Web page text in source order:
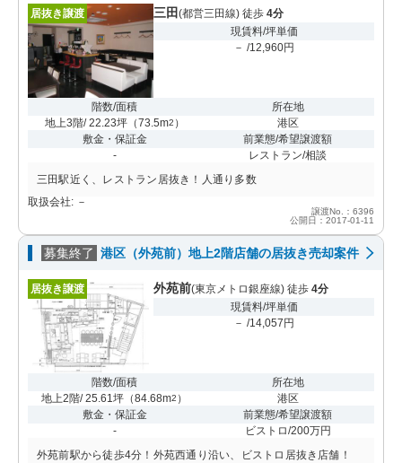
居抜き譲渡 三田 (都営三田線) 徒歩 4分
現賃料/坪単価
－ /12,960円
階数/面積
地上3階/ 22.23坪（73.5m2 ）
所在地
港区
敷金・保証金
-
前業態/希望譲渡額
レストラン/相談
三田駅近く、レストラン居抜き！人通り多数
取扱会社: －
譲渡No.：6396
公開日：2017-01-11
募集終了 港区（外苑前）地上2階店舗の居抜き売却案件
居抜き譲渡 外苑前(東京メトロ銀座線) 徒歩 4分
現賃料/坪単価
－ /14,057円
階数/面積
地上2階/ 25.61坪 （84.68m2 ）
所在地
港区
敷金・保証金
-
前業態/希望譲渡額
ビストロ/200万円
外苑前駅から徒歩4分！外苑西通り沿い、ビストロ居抜き店舗！